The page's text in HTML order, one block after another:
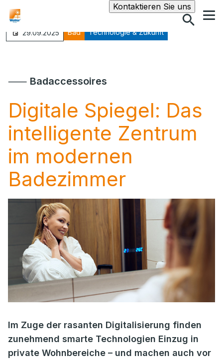
Kontaktieren Sie unsSuche
29.09.2025 Bad Technologie & Zukunft
⸺ Badaccessoires
Digitale Spiegel: Das
intelligente Zentrum
im modernen
Badezimmer
Im Zuge der rasanten Digitalisierung finden
zunehmend smarte Technologien Einzug in
private Wohnbereiche – und machen auch vor